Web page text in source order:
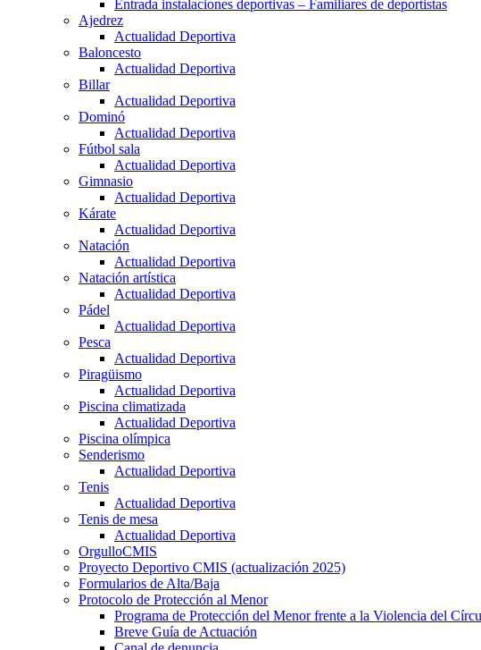
Entrada instalaciones deportivas – Familiares de deportistas
Ajedrez
Actualidad Deportiva
Baloncesto
Actualidad Deportiva
Billar
Actualidad Deportiva
Dominó
Actualidad Deportiva
Fútbol sala
Actualidad Deportiva
Gimnasio
Actualidad Deportiva
Kárate
Actualidad Deportiva
Natación
Actualidad Deportiva
Natación artística
Actualidad Deportiva
Pádel
Actualidad Deportiva
Pesca
Actualidad Deportiva
Piragüismo
Actualidad Deportiva
Piscina climatizada
Actualidad Deportiva
Piscina olímpica
Senderismo
Actualidad Deportiva
Tenis
Actualidad Deportiva
Tenis de mesa
Actualidad Deportiva
OrgulloCMIS
Proyecto Deportivo CMIS (actualización 2025)
Formularios de Alta/Baja
Protocolo de Protección al Menor
Programa de Protección del Menor frente a la Violencia del
Breve Guía de Actuación